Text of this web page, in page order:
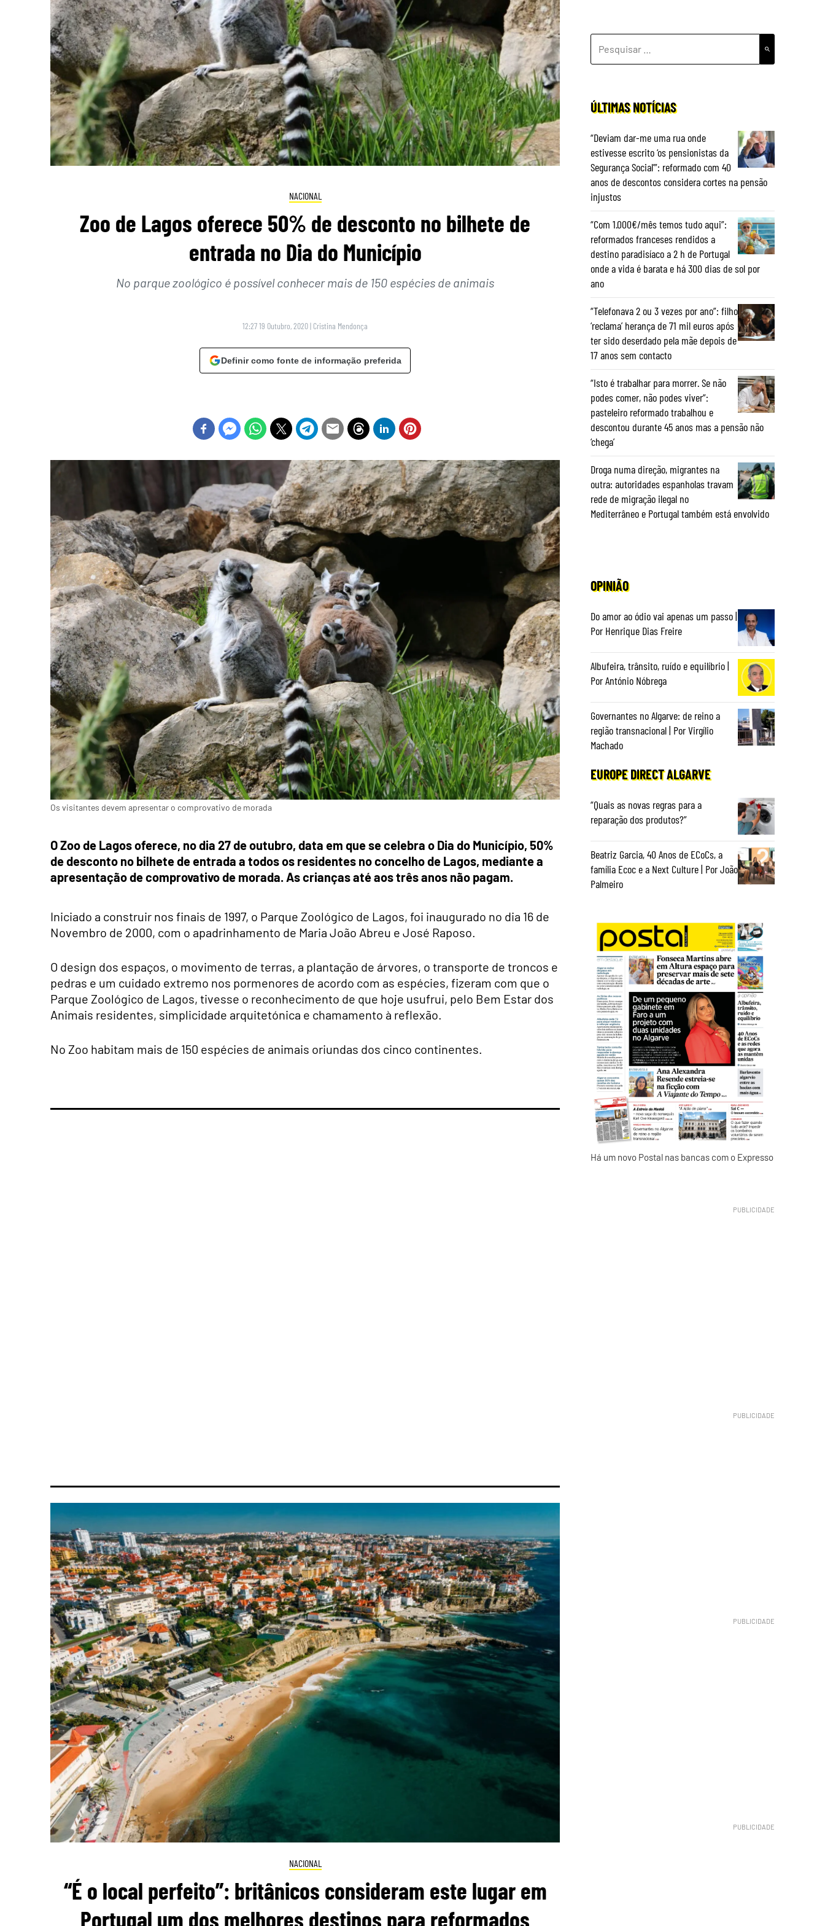
NACIONAL
Zoo de Lagos oferece 50% de desconto no bilhete de
entrada no Dia do Município
No parque zoológico é possível conhecer mais de 150 espécies de animais
12:27 19 Outubro, 2020| Cristina Mendonça
Definir como fonte de informação preferida
Os visitantes devem apresentar o comprovativo de morada
O Zoo de Lagos oferece, no dia 27 de outubro, data em que se celebra o Dia do Município, 50%
de desconto no bilhete de entrada a todos os residentes no concelho de Lagos, mediante a
apresentação de comprovativo de morada. As crianças até aos três anos não pagam.
Iniciado a construir nos finais de 1997, o Parque Zoológico de Lagos, foi inaugurado no dia 16 de
Novembro de 2000, com o apadrinhamento de Maria João Abreu e José Raposo.
O design dos espaços, o movimento de terras, a plantação de árvores, o transporte de troncos e
pedras e um cuidado extremo nos pormenores de acordo com as espécies, fizeram com que o
Parque Zoológico de Lagos, tivesse o reconhecimento de que hoje usufrui, pelo Bem Estar dos
Animais residentes, simplicidade arquitetónica e chamamento à reflexão.
No Zoo habitam mais de 150 espécies de animais oriundas dos cinco continentes.
NACIONAL
“É o local perfeito”: britânicos consideram este lugar em
Portugal um dos melhores destinos para reformados
POR:
ÚLTIMAS NOTÍCIAS
“Deviam dar-me uma rua onde
estivesse escrito ‘os pensionistas da
Segurança Social’”: reformado com 40
anos de descontos considera cortes na pensão
injustos
“Com 1.000€/mês temos tudo aqui”:
reformados franceses rendidos a
destino paradisíaco a 2 h de Portugal
onde a vida é barata e há 300 dias de sol por
ano
“Telefonava 2 ou 3 vezes por ano”: filho
‘reclama’ herança de 71 mil euros após
ter sido deserdado pela mãe depois de
17 anos sem contacto
“Isto é trabalhar para morrer. Se não
podes comer, não podes viver”:
pasteleiro reformado trabalhou e
descontou durante 45 anos mas a pensão não
‘chega’
Droga numa direção, migrantes na
outra: autoridades espanholas travam
rede de migração ilegal no
Mediterrâneo e Portugal também está envolvido
OPINIÃO
Do amor ao ódio vai apenas um passo |
Por Henrique Dias Freire
Albufeira, trânsito, ruído e equilíbrio |
Por António Nóbrega
Governantes no Algarve: de reino a
região transnacional | Por Virgílio
Machado
EUROPE DIRECT ALGARVE
“Quais as novas regras para a
reparação dos produtos?”
Beatriz Garcia, 40 Anos de ECoCs, a
família Ecoc e a Next Culture | Por João
Palmeiro
Há um novo Postal nas bancas com o Expresso